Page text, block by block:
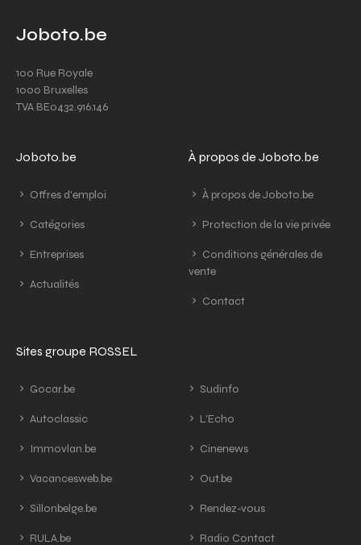
Joboto.be
100 Rue Royale
1000 Bruxelles
TVA BE0432.916.146
Joboto.be
Offres d'emploi
Catégories
Entreprises
Actualités
À propos de Joboto.be
À propos de Joboto.be
Protection de la vie privée
Conditions générales de
vente
Contact
Sites groupe ROSSEL
Gocar.be
Autoclassic
Immovlan.be
Vacancesweb.be
Sillonbelge.be
RULA.be
Sudinfo
L'Echo
Cinenews
Out.be
Rendez-vous
Radio Contact